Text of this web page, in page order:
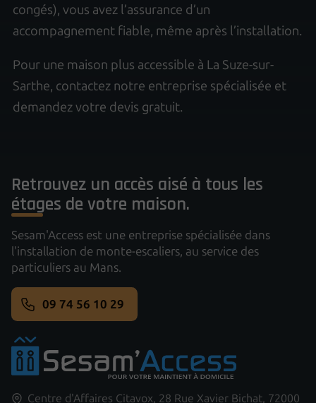
congés), vous avez l’assurance d’un
accompagnement fiable, même après l’installation.
Pour une maison plus accessible à La Suze-sur-
Sarthe, contactez notre entreprise spécialisée et
demandez votre devis gratuit.
Centre d'Affaires Citavox, 28 Rue Xavier Bichat, 72000
Retrouvez un accès aisé à tous les
étages de votre maison.
Sesam'Access est une entreprise spécialisée dans
l'installation de monte-escaliers, au service des
particuliers au Mans.
09 74 56 10 29